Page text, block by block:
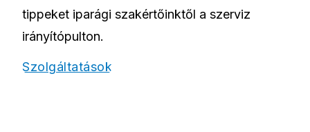
tippeket iparági szakértőinktől a szerviz
irányítópulton.
Szolgáltatások